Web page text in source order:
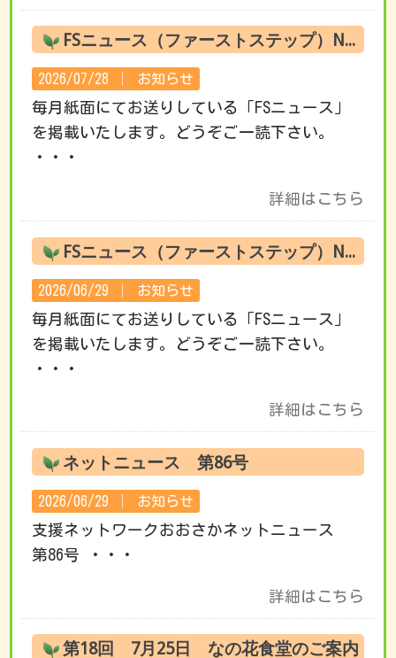
FSニュース（ファーストステップ）No.222 8月の活動です
2026/07/28 │ お知らせ
毎月紙面にてお送りしている「FSニュース」
を掲載いたします。どうぞご一読下さい。
・・・
詳細はこちら
FSニュース（ファーストステップ）No.221 7月の活動です
2026/06/29 │ お知らせ
毎月紙面にてお送りしている「FSニュース」
を掲載いたします。どうぞご一読下さい。
・・・
詳細はこちら
ネットニュース 第86号
2026/06/29 │ お知らせ
支援ネットワークおおさかネットニュース
第86号 ・・・
詳細はこちら
第18回 7月25日 なの花食堂のご案内